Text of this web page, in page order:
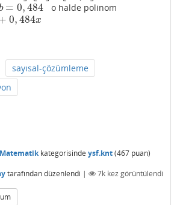
= 0,484
484 o halde polinom
0,484x
x
sayısal-çözümleme
kategorisinde ysf.knt(467 puan)
tarafındandüzenlendi | 7k kez görüntülendi